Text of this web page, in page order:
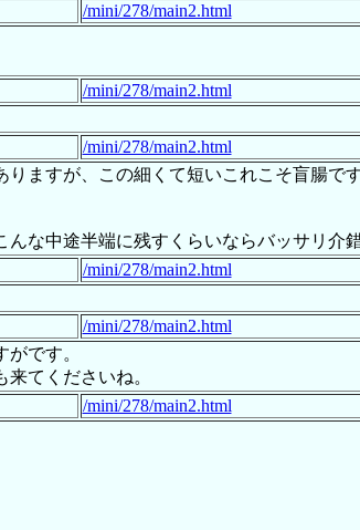
/mini/278/main2.html
/mini/278/main2.html
/mini/278/main2.html
りますが、この細くて短いこれこそ盲腸
な中途半端に残すくらいならバッサリ介
/mini/278/main2.html
/mini/278/main2.html
です。
てくださいね。
/mini/278/main2.html